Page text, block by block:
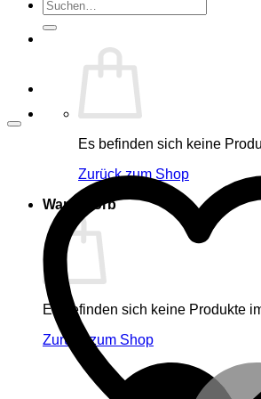
Suche
nach:
Es befinden sich keine
Zurück zum Shop
Warenkorb
Es befinden sich keine Produkte
Zurück zum Shop